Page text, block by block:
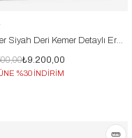
Flower Siyah Deri Kemer Detaylı Erkek Klasik Ayakkabı
₺9.200,00
%30 İNDİRİM